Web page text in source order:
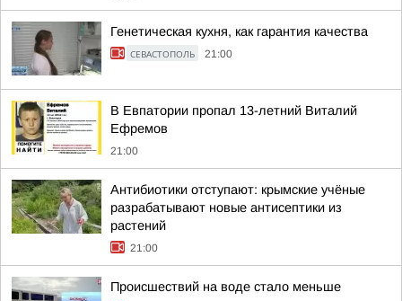
Генетическая кухня, как гарантия качества
СЕВАСТОПОЛЬ 21:00
В Евпатории пропал 13-летний Виталий
Ефремов
21:00
Антибиотики отступают: крымские учёные
разрабатывают новые антисептики из
растений
21:00
Происшествий на воде стало меньше